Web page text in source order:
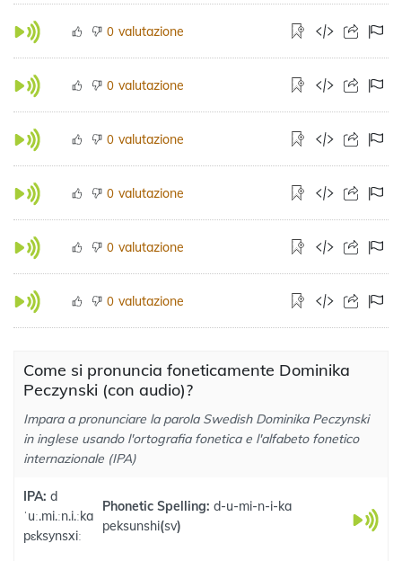
0 valutazione
0 valutazione
0 valutazione
0 valutazione
0 valutazione
0 valutazione
Come si pronuncia foneticamente Dominika
Peczynski (con audio)?
Impara a pronunciare la parola Swedish Dominika Peczynski
in inglese usando l'ortografia fonetica e l'alfabeto fonetico
internazionale (IPA)
IPA: d
ˈuː.mi.ːn.i.ːka
pɛksynsxiː
Phonetic Spelling: d-u-mi-n-i-ka
peksunshi(sv)